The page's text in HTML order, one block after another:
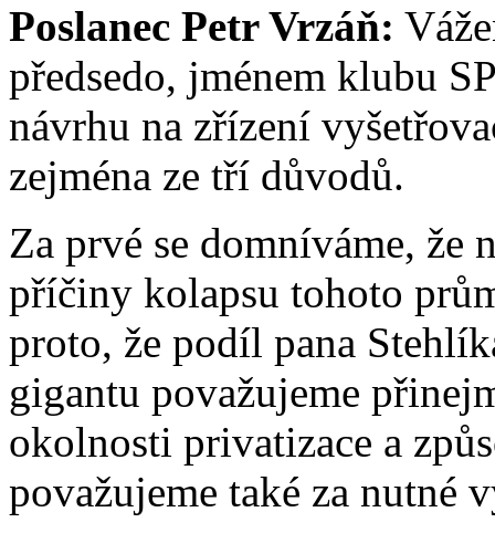
Poslanec Petr Vrzáň:
předsedo, jménem klubu
návrhu na zřízení
zejména ze tří důvodů.
Za prvé se domníváme, že
příčiny kolapsu tohoto
proto, že podíl pana
gigantu považujeme
okolnosti privatizace a
považujeme také za nutné